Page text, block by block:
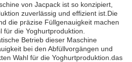
von Jacpack ist so konzipiert,
zuverlässig und effizient ist.Die
die präzise Füllgenauigkeit machen
die Yoghurtproduktion.
Betrieb dieser Maschine
bei den Abfüllvorgängen und
Wahl für die Yoghurtproduktion.das